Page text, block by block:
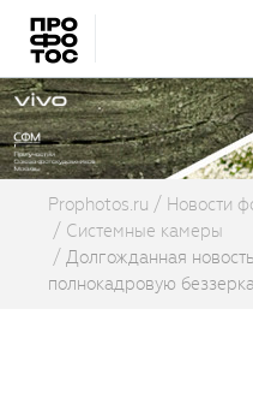
Prophotos.ru
Новости
Системные камеры
Долгожданная
полнокадровую